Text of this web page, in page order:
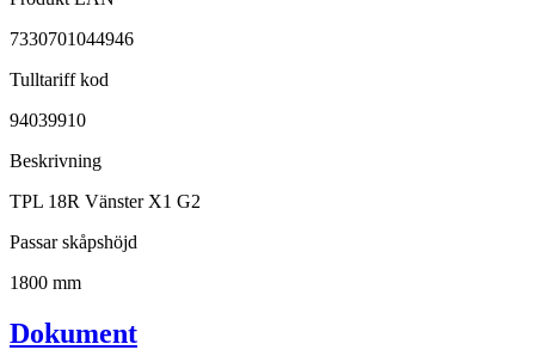
7330701044946
Tulltariff kod
94039910
Beskrivning
TPL 18R Vänster X1 G2
Passar skåpshöjd
1800 mm
Dokument